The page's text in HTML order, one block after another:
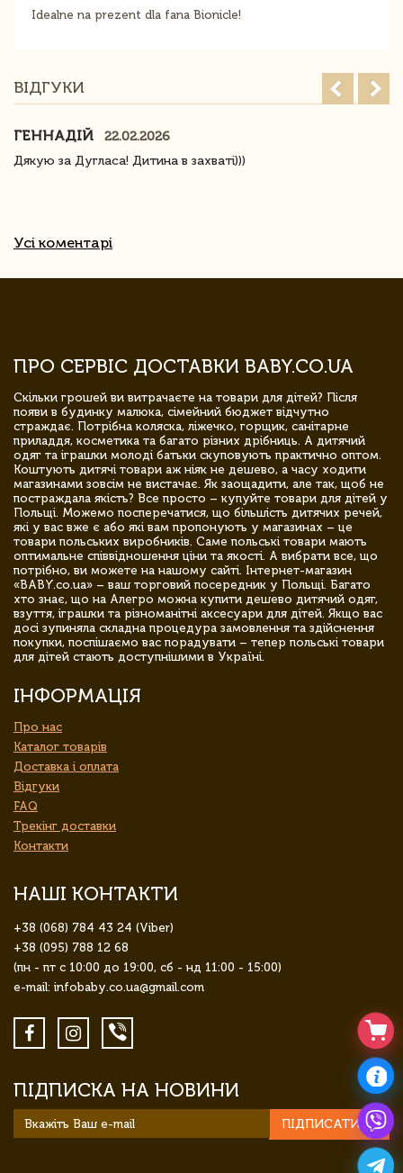
Idealne na prezent dla fana Bionicle!
ВІДГУКИ
ГЕННАДІЙ
22.02.2026
Дякую за Дугласа! Дитина в захваті)))
Усі коментарі
ПРО СЕРВІС ДОСТАВКИ BABY.CO.UA
Скільки грошей ви витрачаєте на товари для дітей? Після
появи в будинку малюка, сімейний бюджет відчутно
страждає. Потрібна коляска, ліжечко, горщик, санітарне
приладдя, косметика та багато різних дрібниць. А дитячий
одяг та іграшки молоді батьки скуповують практично оптом.
Коштують дитячі товари аж ніяк не дешево, а часу ходити
магазинами зовсім не вистачає. Як заощадити, але так, щоб не
постраждала якість? Все просто – купуйте товари для дітей у
Польщі. Можемо посперечатися, що більшість дитячих речей,
які у вас вже є або які вам пропонують у магазинах – це
товари польських виробників. Саме польські товари мають
оптимальне співвідношення ціни та якості. А вибрати все, що
потрібно, ви можете на нашому сайті. Інтернет-магазин
«BABY.co.ua» – ваш торговий посередник у Польщі. Багато
хто знає, що на Алегро можна купити дешево дитячий одяг,
взуття, іграшки та різноманітні аксесуари для дітей. Якщо вас
досі зупиняла складна процедура замовлення та здійснення
покупки, поспішаємо вас порадувати – тепер польські товари
для дітей стають доступнішими в Україні.
ІНФОРМАЦІЯ
Про нас
Каталог товарів
Доставка і оплата
Відгуки
FAQ
Трекінг доставки
Контакти
НАШІ КОНТАКТИ
+38 (068) 784 43 24 (Viber)
+38 (095) 788 12 68
(пн - пт с 10:00 до 19:00, сб - нд 11:00 - 15:00)
e-mail: infobaby.co.ua@gmail.com
ПІДПИСКА НА НОВИНИ
ПІДПИСАТИСЯ